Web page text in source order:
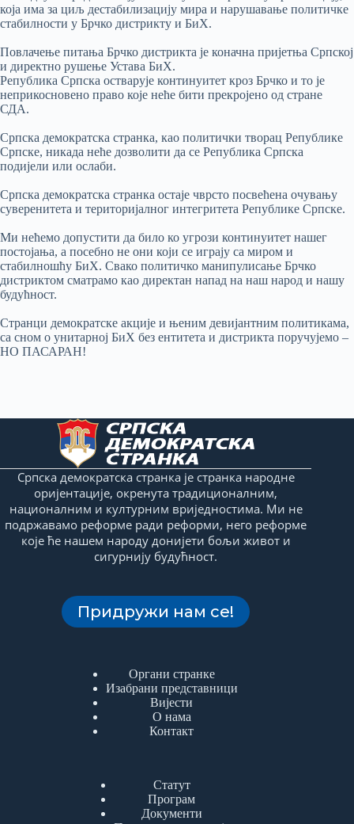
која има за циљ дестабилизацију мира и нарушавање политичке
стабилности у Брчко дистрикту и БиХ.
Повлачење питања Брчко дистрикта је коначна пријетња Српској
и директно рушење Устава БиХ.
Република Српска остварује континуитет кроз Брчко и то је
неприкосновено право које неће бити прекројено од стране
СДА.
Српска демократска странка, као политички творац Републике
Српске, никада неће дозволити да се Република Српска
подијели или ослаби.
Српска демократска странка остаје чврсто посвећена очувању
суверенитета и територијалног интегритета Републике Српске.
Ми нећемо допустити да било ко угрози континуитет нашег
постојања, а посебно не они који се играју са миром и
стабилношћу БиХ. Свако политичко манипулисање Брчко
дистриктом сматрамо као директан напад на наш народ и нашу
будућност.
Странци демократске акције и њеним девијантним политикама,
са сном о унитарној БиХ без ентитета и дистрикта поручујемо –
НО ПАСАРАН!
Српска демократска странка је странка народне
оријентације, окренута традиционалним,
националним и културним вриједностима. Ми не
подржавамо реформе ради реформи, него реформе
које ће нашем народу донијети бољи живот и
сигурнију будућност.
Придружи нам се!
Органи странке
Изабрани представници
Вијести
О нама
Контакт
Статут
Програм
Документи